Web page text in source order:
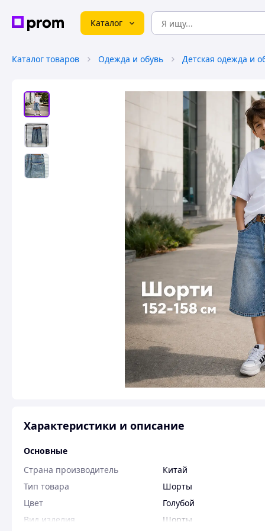
Каталог
Каталог товаров Одежда и обувь Детская одежда и
Характеристики и описание
Основные
Страна производитель
Китай
Тип товара
Шорты
Цвет
Голубой
Вид изделия
Шорты